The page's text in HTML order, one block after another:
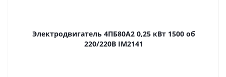
Электродвигатель 4ПБ80А2 0,25 кВт 1500 об
220/220В IM2141